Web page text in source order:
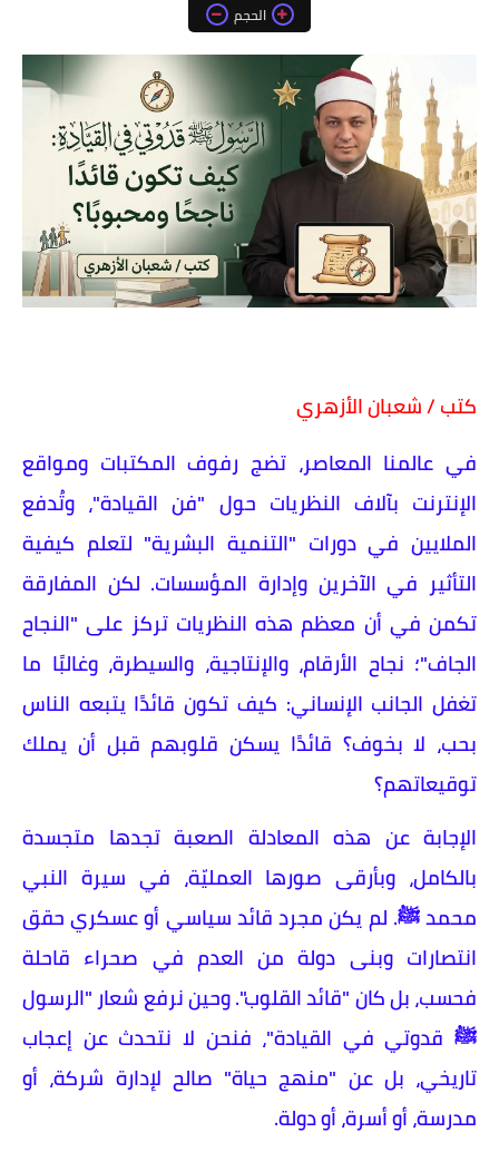
الحجم
كتب / شعبان الأزهري
​في عالمنا المعاصر، تضج رفوف المكتبات ومواقع
الإنترنت بآلاف النظريات حول "فن القيادة"، وتُدفع
الملايين في دورات "التنمية البشرية" لتعلم كيفية
التأثير في الآخرين وإدارة المؤسسات. لكن المفارقة
تكمن في أن معظم هذه النظريات تركز على "النجاح
الجاف"؛ نجاح الأرقام، والإنتاجية، والسيطرة، وغالبًا ما
تغفل الجانب الإنساني: كيف تكون قائدًا يتبعه الناس
بحب، لا بخوف؟ قائدًا يسكن قلوبهم قبل أن يملك
توقيعاتهم؟
​الإجابة عن هذه المعادلة الصعبة تجدها متجسدة
بالكامل، وبأرقى صورها العمليّة، في سيرة النبي
محمد ﷺ. لم يكن مجرد قائد سياسي أو عسكري حقق
انتصارات وبنى دولة من العدم في صحراء قاحلة
فحسب، بل كان "قائد القلوب". وحين نرفع شعار "الرسول
ﷺ قدوتي في القيادة"، فنحن لا نتحدث عن إعجاب
تاريخي، بل عن "منهج حياة" صالح لإدارة شركة، أو
مدرسة، أو أسرة، أو دولة.